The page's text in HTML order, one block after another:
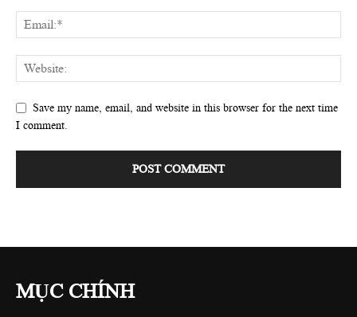
Save my name, email, and website in this browser for the next time
I comment.
MỤC CHÍNH